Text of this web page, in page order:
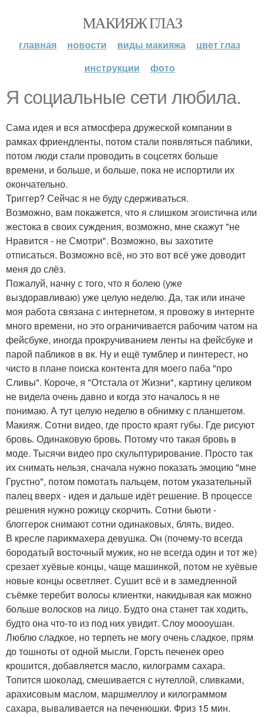
МАКИЯЖ ГЛАЗ
главная новости виды макияжа
цвет глаз
инструкции
фото
Я социальные сети любила.
Сама идея и вся атмосфера дружеской компании в
рамках фриендленты, потом стали появляться паблики,
потом люди стали проводить в соцсетях больше
времени, и больше, и больше, пока не испортили их
окончательно.
Триггер? Сейчас я не буду сдерживаться.
Возможно, вам покажется, что я слишком эгоистична или
жестока в своих суждения, возможно, мне скажут "не
Нравится - не Смотри". Возможно, вы захотите
отписаться. Возможно всё, но это вот всё уже доводит
меня до слёз.
Пожалуй, начну с того, что я болею (уже
выздоравливаю) уже целую неделю. Да, так или иначе
моя работа связана с интернетом, я провожу в интернте
много времени, но это ограничивается рабочим чатом на
фейсбуке, иногда прокручиванием ленты на фейсбуке и
парой пабликов в вк. Ну и ещё тумблер и пинтерест, но
чисто в плане поиска контента для моего паба "про
Сливы". Короче, я "Отстала от Жизни", картину целиком
не видела очень давно и когда это началось я не
понимаю. А тут целую неделю в обнимку с планшетом.
Макияж. Сотни видео, где просто краят губы. Где рисуют
бровь. Одинаковую бровь. Потому что такая бровь в
моде. Тысячи видео про скульптурирование. Просто так
их снимать нельзя, сначала нужно показать эмоцию "мне
Грустно", потом помотать пальцем, потом указательный
палец вверх - идея и дальше идёт решение. В процессе
решения нужно рожицу скорчить. Сотни бьюти -
блоггерок снимают сотни одинаковых, блять, видео.
В кресле парикмахера девушка. Он (почему-то всегда
бородатый восточный мужик, но не всегда один и тот же)
срезает хуёвые концы, чаще машинкой, потом не хуёвые
новые концы осветляет. Сушит всё и в замедленной
съёмке теребит волосы клиентки, накидывая как можно
больше волосков на лицо. Будто она станет так ходить,
будто она что-то из под них увидит. Слоу моооушан.
Люблю сладкое, но терпеть не могу очень сладкое, прям
до тошноты от одной мысли. Горсть печенек орео
крошится, добавляется масло, килограмм сахара.
Топится шоколад, смешивается с нутеллой, сливками,
арахисовым маслом, маршмеллоу и килограммом
сахара, вываливается на печенюшки. Фриз 15 мин.